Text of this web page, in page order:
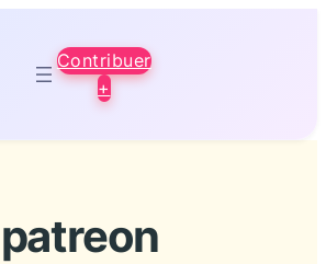
Contribuer
+
patreon